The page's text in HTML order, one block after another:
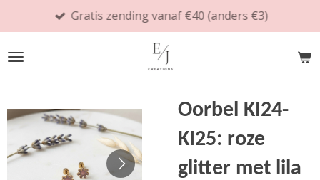
direct
naar
Gratis zending vanaf €40 (anders €3)
Oorbel KI24-
KI25: roze
glitter met lila